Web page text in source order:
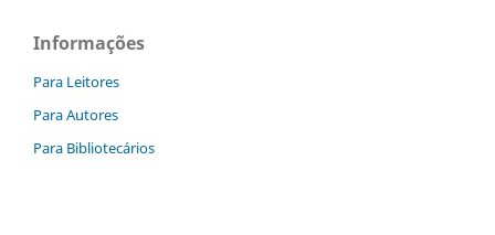
Informações
Para Leitores
Para Autores
Para Bibliotecários